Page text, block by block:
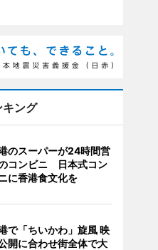
ング
のスーパーが24時間営
コンビニ 日本式コン
に香港食文化を
で「ちいかわ」旋風 映
開に合わせ街全体で大